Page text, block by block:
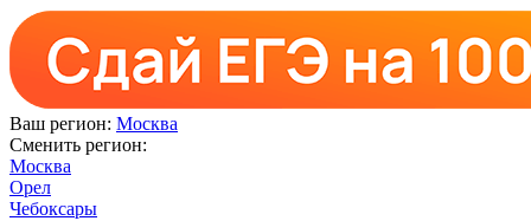
Ваш регион: Москва
Сменить регион:
Москва
Орел
Чебоксары